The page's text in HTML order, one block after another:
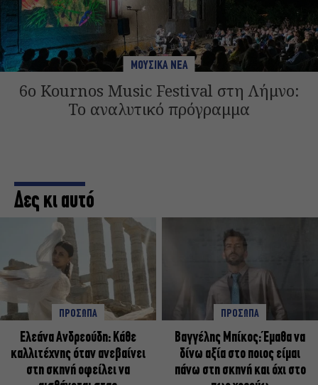
ΜΟΥΣΙΚΑ ΝΕΑ
6ο Kournos Music Festival στη Λήμνο:
Το αναλυτικό πρόγραμμα
Δες κι αυτό
ΠΡΟΣΩΠΑ
Ελεάνα Ανδρεούδη: Κάθε
καλλιτέχνης όταν ανεβαίνει
στη σκηνή οφείλει να
ΠΡΟΣΩΠΑ
Βαγγέλης Μπίκος: Έμαθα να
δίνω αξία στο ποιος είμαι
πάνω στη σκηνή και όχι στο